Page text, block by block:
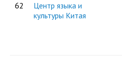
62
Центр языка и
культуры Китая